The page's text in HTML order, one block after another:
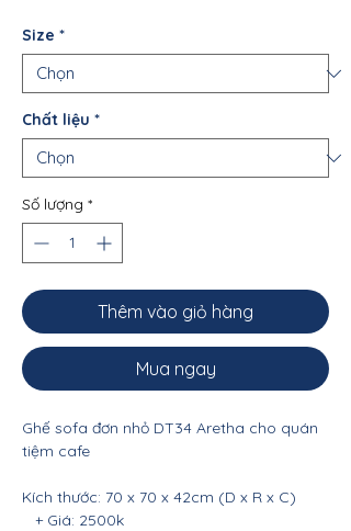
Size *
Chất liệu *
Số lượng *
Thêm vào giỏ hàng
Mua ngay
Ghế sofa đơn nhỏ DT34 Aretha cho quán
tiệm cafe
Kích thước: 70 x 70 x 42cm (D x R x C)
+ Giá: 2500k